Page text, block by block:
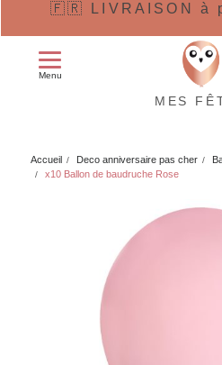
🇫🇷 LIVRAISON à
Menu
MES
Accueil Deco anniversaire pas cher
x10 Ballon de baudruche Rose